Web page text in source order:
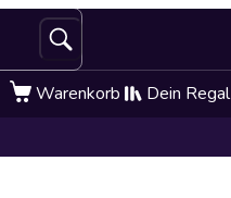
Warenkorb Dein Regal